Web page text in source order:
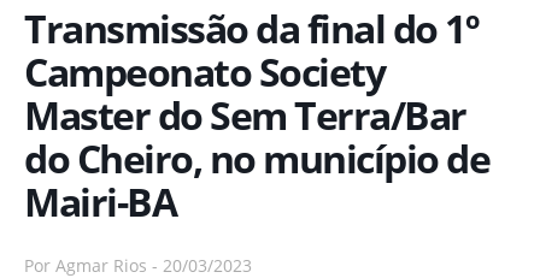
Transmissão da final do 1º
Campeonato Society
Master do Sem Terra/Bar
do Cheiro, no município de
Mairi-BA
Por Agmar Rios - 20/03/2023